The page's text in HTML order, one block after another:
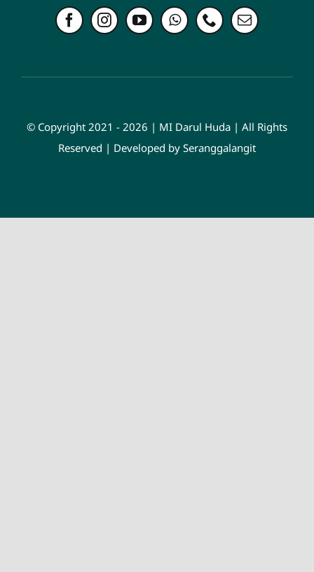
© Copyright 2021 - 2026 | MI Darul Huda | All Rights
Reserved | Developed by Seranggalangit